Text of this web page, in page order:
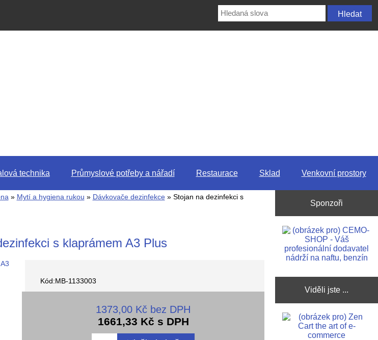
technika Průmyslové potřeby a nářadí Restaurace Sklad Venkovní prostory
» Mytí a hygiena rukou » Dávkovače dezinfekce» Stojan na dezinfekci s
s klaprámem A3 Plus
Kód:MB-1133003
1373,00 Kč bez DPH
1661,33 Kč s DPH
Sponzoři
Viděli jste ...